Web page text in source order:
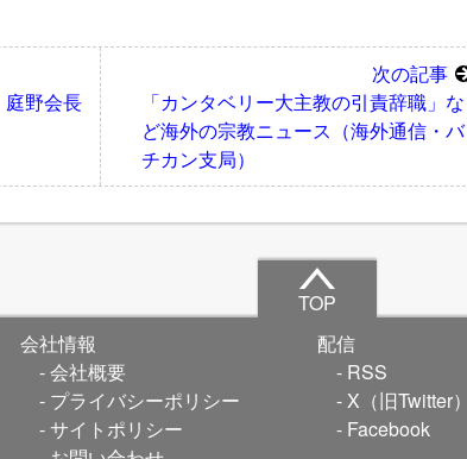
野会長
次の記事
「カンタベリー大主教の引責辞職」な
ど海外の宗教ニュース（海外通信・バ
チカン支局）
TOP
会社情報
会社概要
プライバシーポリシー
サイトポリシー
配信
RSS
X（旧Twitter）
Facebook